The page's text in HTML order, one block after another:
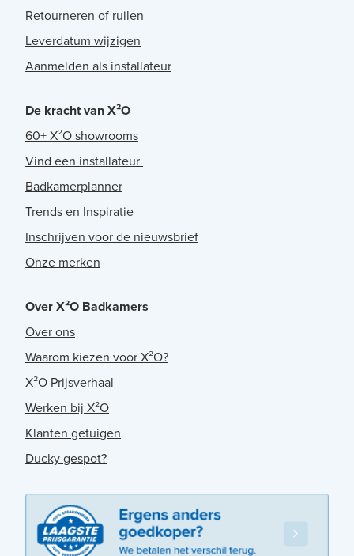
Retourneren of ruilen
Leverdatum wijzigen
Aanmelden als installateur
De kracht van X²O
60+ X²O showrooms
Vind een installateur
Badkamerplanner
Trends en Inspiratie
Inschrijven voor de nieuwsbrief
Onze merken
Over X²O Badkamers
Over ons
Waarom kiezen voor X²O?
X²O Prijsverhaal
Werken bij X²O
Klanten getuigen
Ducky gespot?